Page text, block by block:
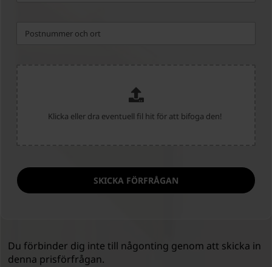
SKICKA FÖRFRÅGAN
Du förbinder dig inte till någonting genom att skicka in
denna prisförfrågan.